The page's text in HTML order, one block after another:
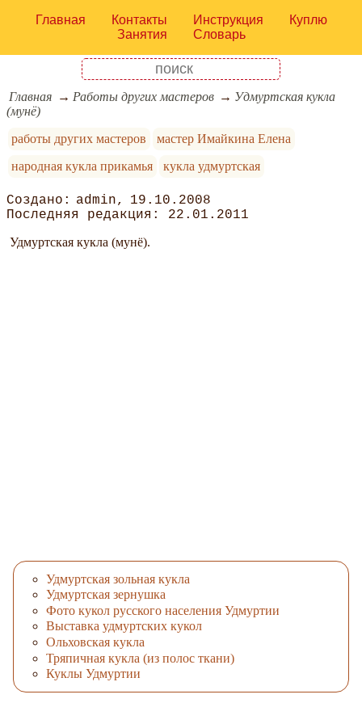
Главная Контакты Инструкция
Куплю
Занятия
Словарь
Главная Работы других мастеров
Удмуртская кукла
(мунё)
работы других мастеров
мастер Имайкина Елена
народная кукла прикамья
кукла удмуртская
admin
19.10.2008
22.01.2011
Удмуртская кукла (мунё).
Удмуртская зольная кукла
Удмуртская зернушка
Фото кукол русского населения Удмуртии
Выставка удмуртских кукол
Ольховская кукла
Тряпичная кукла (из полос ткани)
Куклы Удмуртии